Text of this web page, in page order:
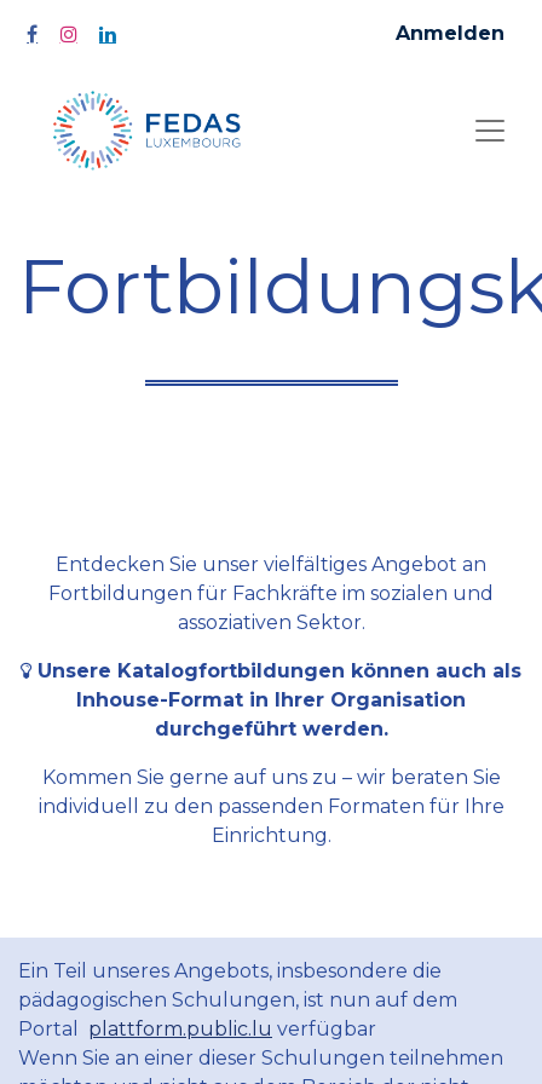
Anmelden
Entdecken Sie unser vielfältiges Angebot an
Fortbildungen für Fachkräfte im sozialen und
assoziativen Sektor.
Unsere Katalogfortbildungen können auch als
Inhouse-Format in Ihrer Organisation
durchgeführt werden.
Kommen Sie gerne auf uns zu – wir beraten Sie
individuell zu den passenden Formaten für Ihre
Einrichtung.
Ein Teil unseres Angebots, insbesondere die
pädagogischen Schulungen, ist nun auf dem
Portal plattform.public.lu verfügbar
Wenn Sie an einer dieser Schulungen teilnehmen